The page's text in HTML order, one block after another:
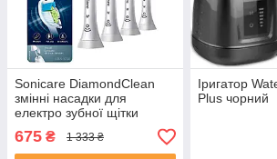
Sonicare DiamondClean
змінні насадки для
електро зубної щітки
BrushSync 4 шт.
675 ₴ 1 333 ₴
Іригатор
Plus чорний